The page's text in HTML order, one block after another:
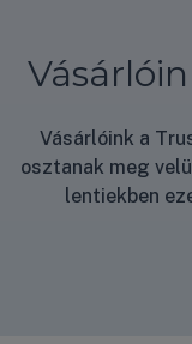
Vásárlóink a
osztanak meg
lentiekben